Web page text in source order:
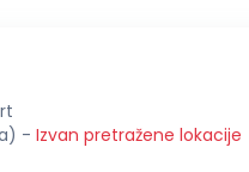
- Izvan pretražene lokacije